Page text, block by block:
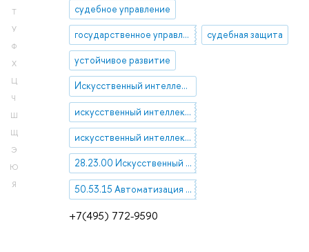
Т
У
Ф
Х
Ц
Ч
Ш
Щ
Э
Ю
Я
+7(495) 772-9590
судебное управление
государственное управление судебная защита
устойчивое развитие
Искусственный интеллект
искусственный интеллект в судах
искусственный интеллект, legal tech, автоматизация права, логика права, формальное регулирование
28.23.00 Искусственный интеллект
50.53.15 Автоматизация процессов проведения научных экспериментов